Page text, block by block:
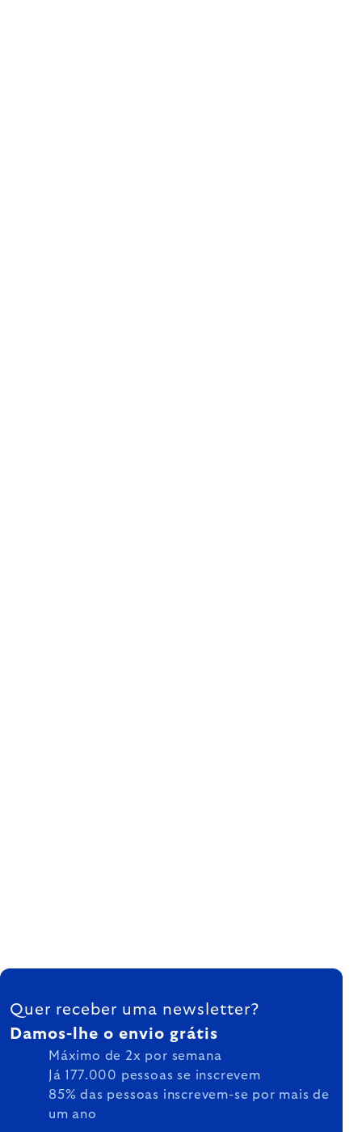
FOOTER
Quer receber uma newsletter?
Damos-lhe o envio grátis
Máximo de 2x por semana
Já 177.000 pessoas se inscrevem
85% das pessoas inscrevem-se por mais de
um ano